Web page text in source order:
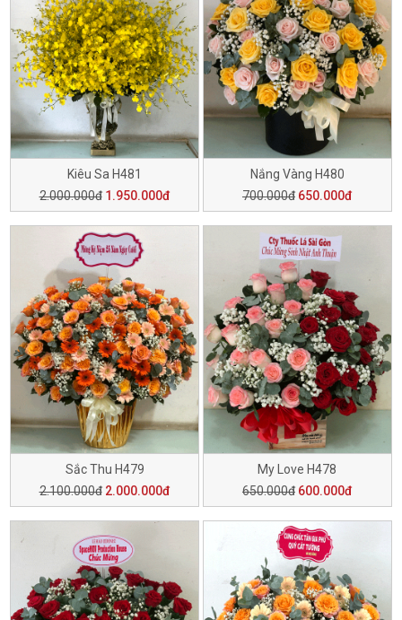
Kiêu Sa H481
2.000.000đ 1.950.000đ
Nắng Vàng H480
700.000đ 650.000đ
Sắc Thu H479
2.100.000đ 2.000.000đ
My Love H478
650.000đ 600.000đ